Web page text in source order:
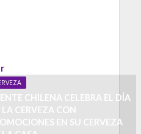
CHILENA CELEBRA EL DÍA
LA CERVEZA CON
EN SU CERVEZA